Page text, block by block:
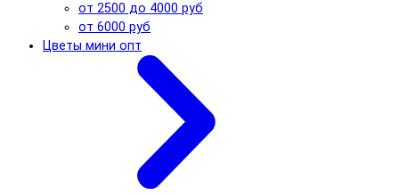
от 2500 до 4000 руб
от 6000 руб
Цветы мини опт